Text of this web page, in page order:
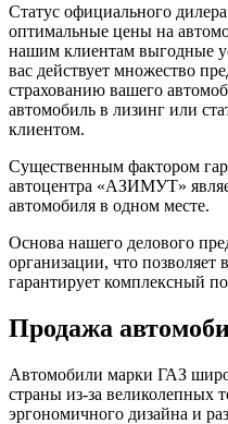
Статус официального
оптимальные цены на
нашим клиентам выгодные
вас действует множество
страхованию вашего
автомобиль в лизинг или
клиентом.
Существенным фактором
автоцентра «АЗИМУТ»
автомобиля в одном месте.
Основа нашего делового
организации, что позволяет
гарантирует комплексный
Продажа
Автомобили марки ГАЗ
страны из-за великолепных
эргономичного дизайна и